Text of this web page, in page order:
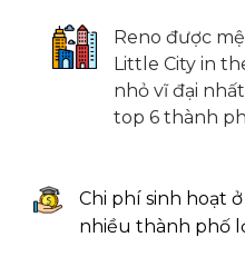
Reno được
Little City in
nhỏ vĩ đại
top 6 thành
Chi phí sinh hoạt
nhiều thành phố